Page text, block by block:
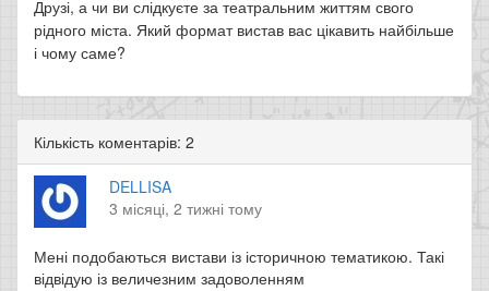
Друзі, а чи ви слідкуєте за театральним життям свого
рідного міста. Який формат вистав вас цікавить найбільше
і чому саме?
Кількість коментарів: 2
DELLISA
3 місяці, 2 тижні тому
Мені подобаються вистави із історичною тематикою. Такі
відвідую із величезним задоволенням